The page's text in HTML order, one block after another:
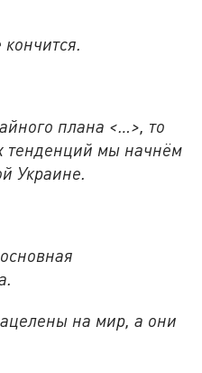
плана <…>, то
тенденций мы начнём
Украине.
на мир, а они